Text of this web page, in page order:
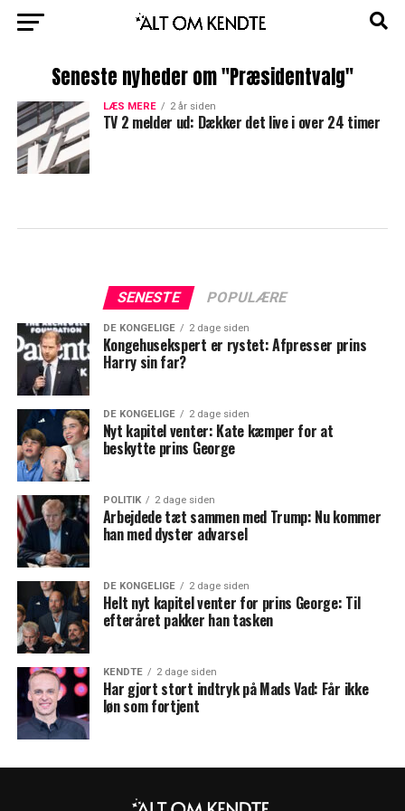
Seneste nyheder om "Præsidentvalg"
LÆS MERE 2 år siden
TV 2 melder ud: Dækker det live i over 24 timer
SENESTE POPULÆRE
DE KONGELIGE 2 dage siden
Kongehusekspert er rystet: Afpresser prins
Harry sin far?
DE KONGELIGE 2 dage siden
Nyt kapitel venter: Kate kæmper for at
beskytte prins George
POLITIK 2 dage siden
Arbejdede tæt sammen med Trump: Nu kommer
han med dyster advarsel
DE KONGELIGE 2 dage siden
Helt nyt kapitel venter for prins George: Til
efteråret pakker han tasken
KENDTE 2 dage siden
Har gjort stort indtryk på Mads Vad: Får ikke
løn som fortjent